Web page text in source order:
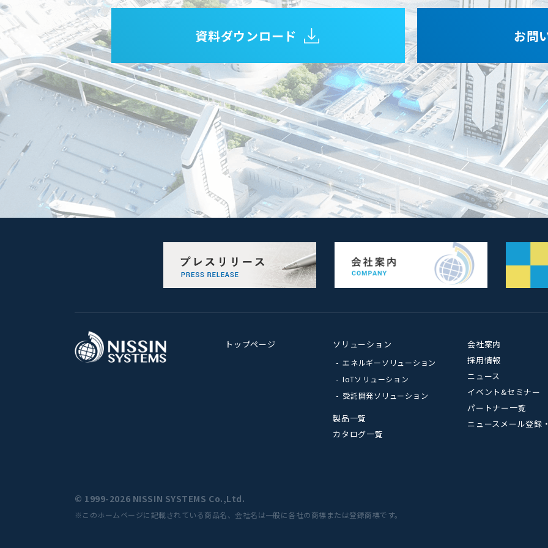
資料ダウンロード お問
トップページ ソリューション
エネルギーソリューション
IoTソリューション
受託開発ソリューション
製品一覧
カタログ一覧
会社案内
採用情報
ニュース
イベント&セミナー
パートナー一覧
ニュースメール登録
© 1999-2026 NISSIN SYSTEMS Co.,Ltd.
※このホームページに記載されている商品名、会社名は一般に各社の商標または登録商標です。